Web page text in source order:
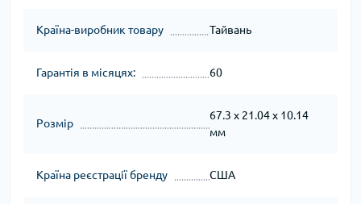
Країна-виробник товару Тайвань
Гарантія в місяцях: 60
Розмір
67.3 x 21.04 x 10.14
мм
Країна реєстрації бренду США